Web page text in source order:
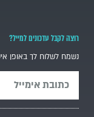
רוצה לקבל עדכונים למייל?
נשמח לשלוח לך באופן